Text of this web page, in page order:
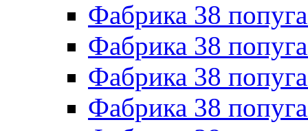
Фабрика 38
Фабрика 38
Фабрика 38
Фабрика 38